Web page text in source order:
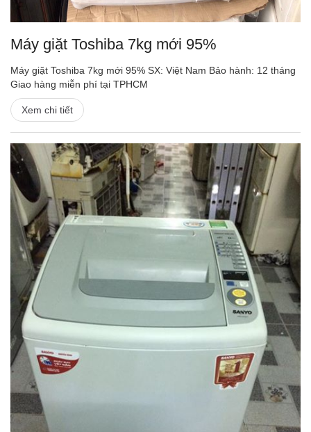
Máy giặt Toshiba 7kg mới 95%
Máy giặt Toshiba 7kg mới 95% SX: Việt Nam Bảo hành: 12 tháng
Giao hàng miễn phí tại TPHCM
Xem chi tiết